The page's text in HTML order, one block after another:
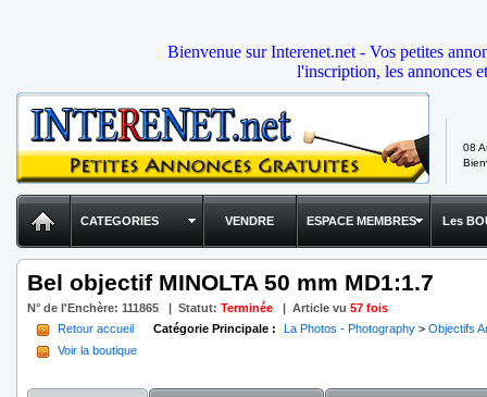
Bienvenue sur Interenet.net - Vos petites
l'inscription, les annonces
08
CATEGORIES VENDRE ESPACE MEMBRES Les
Bel objectif MINOLTA 50 mm MD1:1.7
N° de l'Enchère: 111865 | Statut: Terminée | Article vu 57 fois
Retour accueil
Voir la boutique
Catégorie Principale : La Photos - Photography > Objectifs